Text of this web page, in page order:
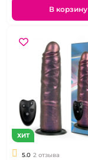
В корзину
ХИТ
5.0 2 отзыва